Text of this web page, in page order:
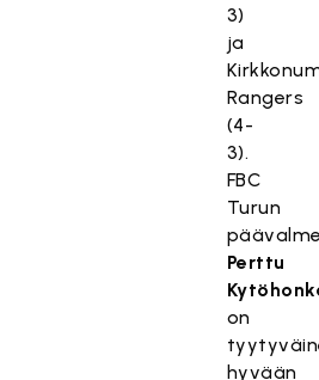
3)
ja
Rangers
(4-
3).
FBC
Turun
Perttu
on
hyvään